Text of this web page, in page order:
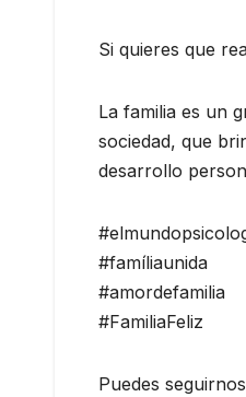
Si quieres que
La familia es un
sociedad, que
desarrollo
#famíliaunida
#amordefamilia
#FamiliaFeliz
Puedes